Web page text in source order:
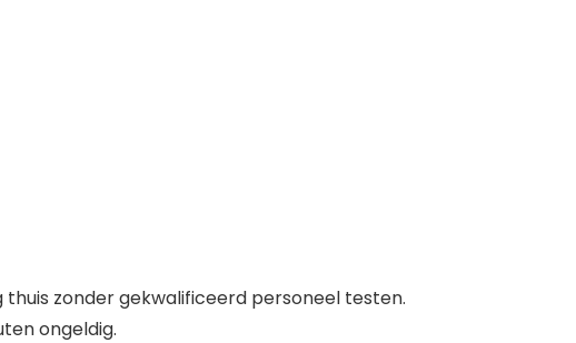
thuis zonder gekwalificeerd personeel testen.
ongeldig.